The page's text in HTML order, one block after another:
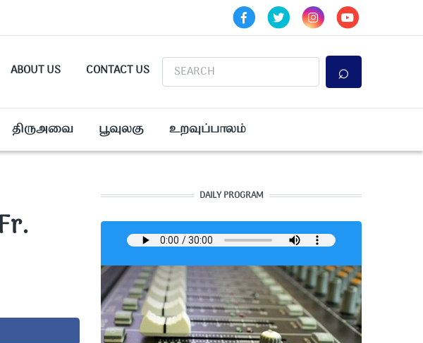
ABOUT US CONTACT US Search
திருஅவை பூவுலகு உறவுப்பாலம்
DAILY PROGRAM